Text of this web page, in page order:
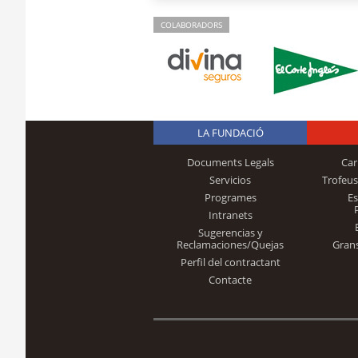
COLABORADORS
LA FUNDACIÓ
Documents Legals
Servicios
Programes
Intranets
Sugerencias y
Reclamaciones/Quejas
Perfil del contractant
Contacte